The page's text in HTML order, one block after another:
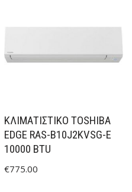
ΚΛΙΜΑΤΙΣΤΙΚΟ TOSHIBA
EDGE RAS-B10J2KVSG-E
10000 BTU
€775.00